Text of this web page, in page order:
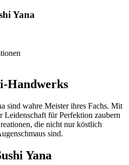
Yana
Handwerks
sind wahre Meister ihres Fachs. Mit
Leidenschaft für Perfektion zaubern
die nicht nur köstlich
sind.
Yana